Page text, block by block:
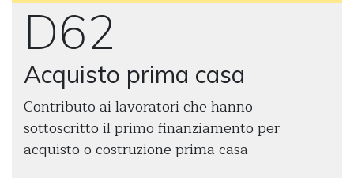
D62
Acquisto prima casa
Contributo ai lavoratori che hanno
sottoscritto il primo finanziamento per
acquisto o costruzione prima casa